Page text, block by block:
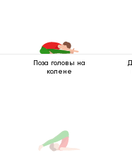
Поза головы на
колене